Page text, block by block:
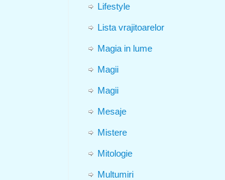
Lifestyle
Lista vrajitoarelor
Magia in lume
Magii
Magii
Mesaje
Mistere
Mitologie
Multumiri